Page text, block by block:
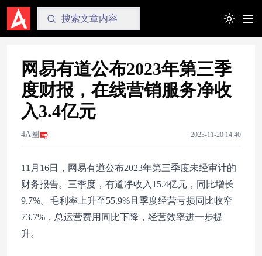
Toggle
网易有道公布2023年第三季
度财报，在线营销服务净收
入3.4亿元
4A圈 2023-11-20 14:40
11月16日，网易有道公布2023年第三季度未经审计的
财务报告。三季度，有道净收入15.4亿元，同比增长
9.7%。毛利率上升至55.9%且季度经营亏损同比收窄
73.7%，总运营费用同比下降，经营效率进一步提
升。